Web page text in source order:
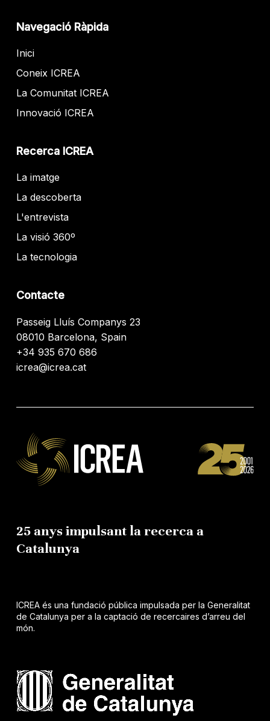
Navegació Ràpida
Inici
Coneix ICREA
La Comunitat ICREA
Innovació ICREA
Recerca ICREA
La imatge
La descoberta
L'entrevista
La visió 360º
La tecnologia
Contacte
Passeig Lluís Companys 23
08010 Barcelona, Spain
+34 935 670 686
icrea@icrea.cat
25 anys impulsant la recerca a
Catalunya
ICREA és una fundació pública impulsada per la Generalitat
de Catalunya per a la captació de recercaires d’arreu del
món.